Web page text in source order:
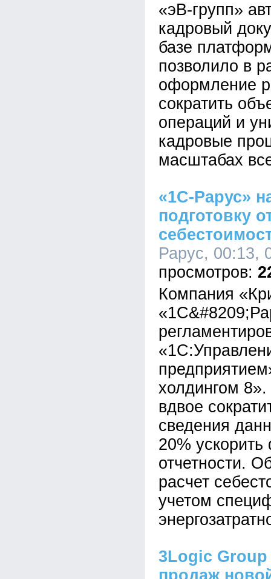
«эВ-групп»
кадровый
базе
позволило в
оформление
сократить
операций и
кадровые
масштабах
«1С-Рарус»
подготовку
Рарус, 00:13,
Компания
холдингом
вдвое
сведения
20%
отчетности.
расчет
учетом
3Logic Group
продаж